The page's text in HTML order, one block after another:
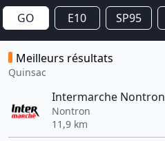
GO E10 SP95
Meilleurs résultats
Quinsac
Intermarche Nontron
Nontron
11,9 km